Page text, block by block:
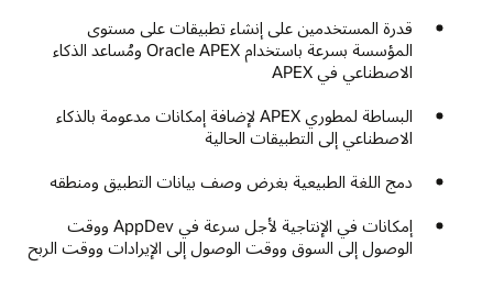
قدرة المستخدمين على إنشاء تطبيقات على مستوى
المؤسسة بسرعة باستخدام Oracle APEX ومُساعد الذكاء
الاصطناعي في APEX
البساطة لمطوري APEX لإضافة إمكانات مدعومة بالذكاء
الاصطناعي إلى التطبيقات الحالية
دمج اللغة الطبيعية بغرض وصف بيانات التطبيق ومنطقه
إمكانات في الإنتاجية لأجل سرعة في AppDev ووقت
الوصول إلى السوق ووقت الوصول إلى الإيرادات ووقت الربح